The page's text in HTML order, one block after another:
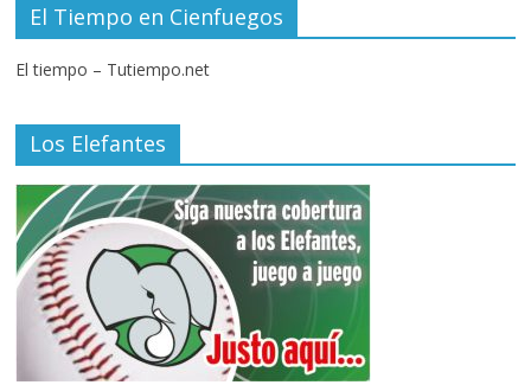
El Tiempo en Cienfuegos
El tiempo – Tutiempo.net
Los Elefantes